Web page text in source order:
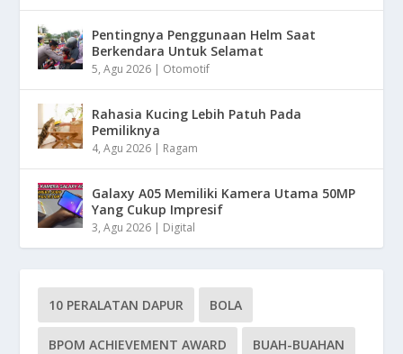
Pentingnya Penggunaan Helm Saat
Berkendara Untuk Selamat
5, Agu 2026 | Otomotif
Rahasia Kucing Lebih Patuh Pada
Pemiliknya
4, Agu 2026 | Ragam
Galaxy A05 Memiliki Kamera Utama 50MP
Yang Cukup Impresif
3, Agu 2026 | Digital
10 PERALATAN DAPUR BOLA
BPOM ACHIEVEMENT AWARD BUAH-BUAHAN